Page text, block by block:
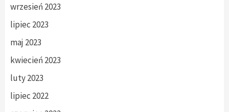
wrzesień 2023
lipiec 2023
maj 2023
kwiecień 2023
luty 2023
lipiec 2022